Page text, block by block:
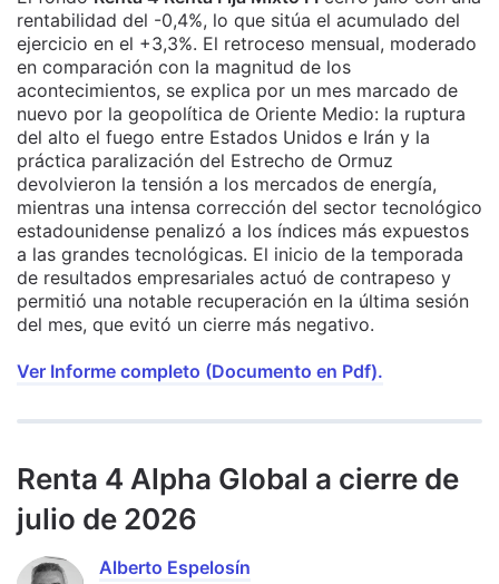
rentabilidad del -0,4%, lo que sitúa el acumulado del
ejercicio en el +3,3%. El retroceso mensual, moderado
en comparación con la magnitud de los
acontecimientos, se explica por un mes marcado de
nuevo por la geopolítica de Oriente Medio: la ruptura
del alto el fuego entre Estados Unidos e Irán y la
práctica paralización del Estrecho de Ormuz
devolvieron la tensión a los mercados de energía,
mientras una intensa corrección del sector tecnológico
estadounidense penalizó a los índices más expuestos
a las grandes tecnológicas. El inicio de la temporada
de resultados empresariales actuó de contrapeso y
permitió una notable recuperación en la última sesión
del mes, que evitó un cierre más negativo.
Ver Informe completo (Documento en Pdf).
Renta 4 Alpha Global a cierre de
julio de 2026
Alberto Espelosín